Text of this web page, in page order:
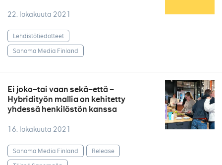
22. lokakuuta 2021
Lehdistötiedotteet
Sanoma Media Finland
Ei joko–tai vaan sekä–että –
Hybridityön mallia on kehitetty
yhdessä henkilöstön kanssa
16. lokakuuta 2021
Sanoma Media Finland
Release